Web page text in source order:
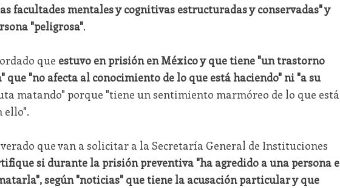
facultades mentales y cognitivas estructuradas y conservadas" y
"peligrosa".
que estuvo en prisión en México y que tiene "un trastorno
que "no afecta al conocimiento de lo que está haciendo" ni "a su
matando" porque "tiene un sentimiento marmóreo de lo que está
ello".
que van a solicitar a la Secretaría General de Instituciones
si durante la prisión preventiva "ha agredido a una persona e
según "noticias" que tiene la acusación particular y que